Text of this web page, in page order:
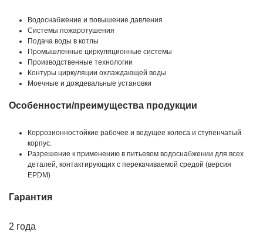
Водоснабжение и повышение давления
Системы пожаротушения
Подача воды в котлы
Промышленные циркуляционные системы
Производственные технологии
Контуры циркуляции охлаждающей воды
Моечные и дождевальные установки
Особенности/преимущества продукции
Коррозионностойкие рабочее и ведущее колеса и ступенчатый
корпус.
Разрешение к применению в питьевом водоснабжении для всех
деталей, контактирующих с перекачиваемой средой (версия
EPDM)
Гарантия
2 года